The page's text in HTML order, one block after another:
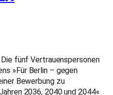
fünf Vertrauenspersonen
»Für Berlin – gegen
Bewerbung zu
2036, 2040 und 2044«